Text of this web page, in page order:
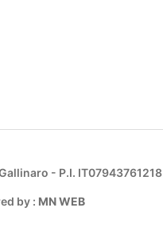
- P.I. IT07943761218
by : MN WEB